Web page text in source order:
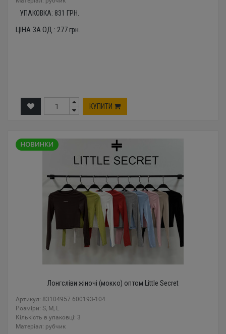
УПАКОВКА: 831 ГРН.
ЦІНА ЗА ОД.: 277грн.
КУПИТИ
Лонгсліви жіночі (мокко) оптом Little Secret
Артикул: 83104957 600193-104
Розміри: S, M, L
Кількість в упаковці: 3
Mатеріал: рубчик